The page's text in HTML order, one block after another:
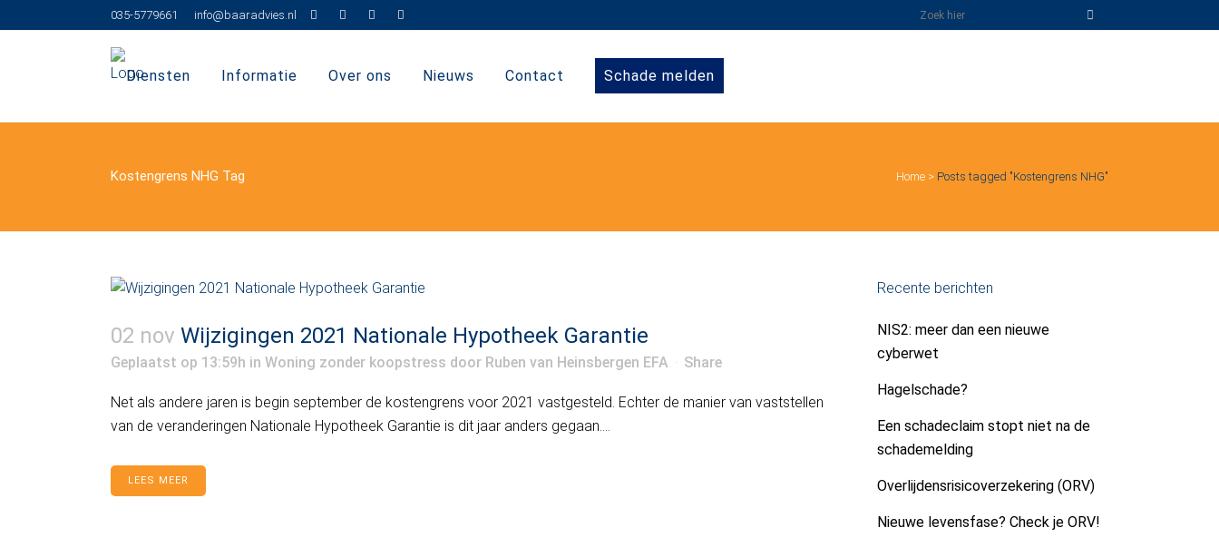
035-5779661 info@baaradvies.nl
Diensten Informatie Over ons Nieuws Contact Schade melden
Kostengrens NHG Tag Home > Posts tagged "Kostengrens NHG"
02 nov Wijzigingen 2021 Nationale Hypotheek Garantie
Geplaatst op 13:59h in Woning zonder koopstress door Ruben van Heinsbergen EFA Share
Net als andere jaren is begin september de kostengrens voor 2021 vastgesteld. Echter de manier van vaststellen
van de veranderingen Nationale Hypotheek Garantie is dit jaar anders gegaan....
LEES MEER
Recente berichten
NIS2: meer dan een nieuwe
cyberwet
Hagelschade?
Een schadeclaim stopt niet na de
schademelding
Overlijdensrisicoverzekering (ORV)
Nieuwe levensfase? Check je ORV!